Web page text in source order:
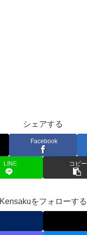
シェアする
Facebook
LINE コピー
Kensakuをフォローする